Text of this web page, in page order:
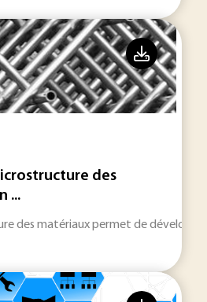
des
...
des matériaux permet de